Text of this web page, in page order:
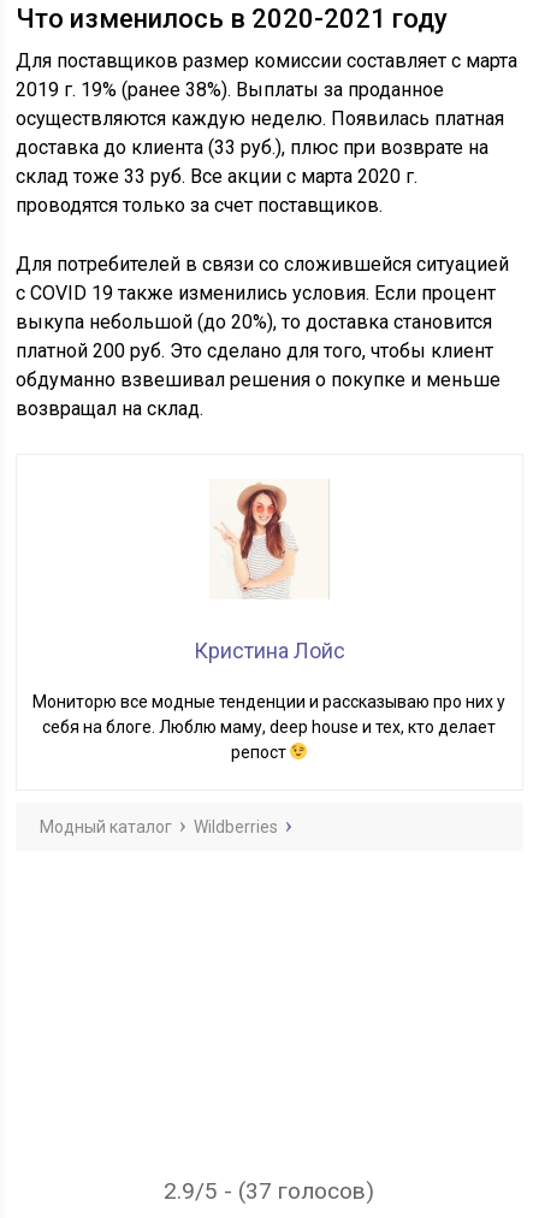
Что изменилось в 2020-2021 году
Для поставщиков размер комиссии составляет с марта
2019 г. 19% (ранее 38%). Выплаты за проданное
осуществляются каждую неделю. Появилась платная
доставка до клиента (33 руб.), плюс при возврате на
склад тоже 33 руб. Все акции с марта 2020 г.
проводятся только за счет поставщиков.
Для потребителей в связи со сложившейся ситуацией
с COVID 19 также изменились условия. Если процент
выкупа небольшой (до 20%), то доставка становится
платной 200 руб. Это сделано для того, чтобы клиент
обдуманно взвешивал решения о покупке и меньше
возвращал на склад.
Кристина Лойс
Мониторю все модные тенденции и рассказываю про них у
себя на блоге. Люблю маму, deep house и тех, кто делает
репост
Модный каталог Wildberries
2.9/5 - (37 голосов)